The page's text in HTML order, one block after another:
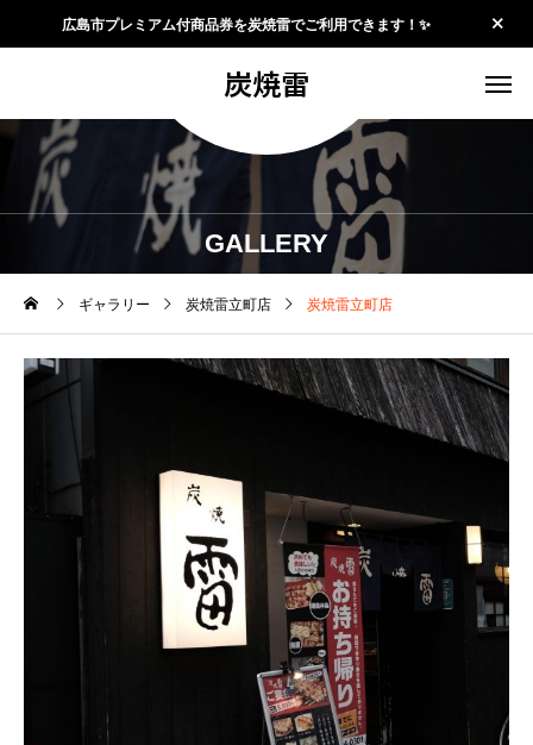
広島市プレミアム付商品券を炭焼雷でご利用できます！✨
炭焼雷
GALLERY
ギャラリー 炭焼雷立町店 炭焼雷立町店